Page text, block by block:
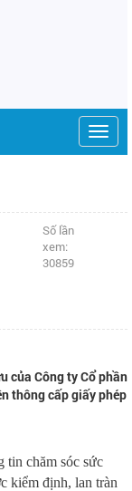
Số lần
xem:
30859
của Công ty Cổ phần
thông cấp giấy phép
tin chăm sóc sức
kiểm định, lan tràn